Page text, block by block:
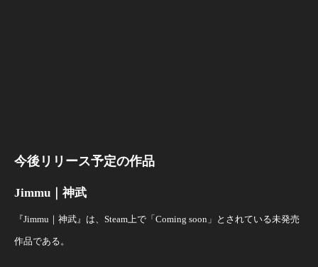
今後リリース予定の作品
Jimmu｜神武
『Jimmu｜神武』は、Steam上で「Coming soon」とされている未発売
作品である。